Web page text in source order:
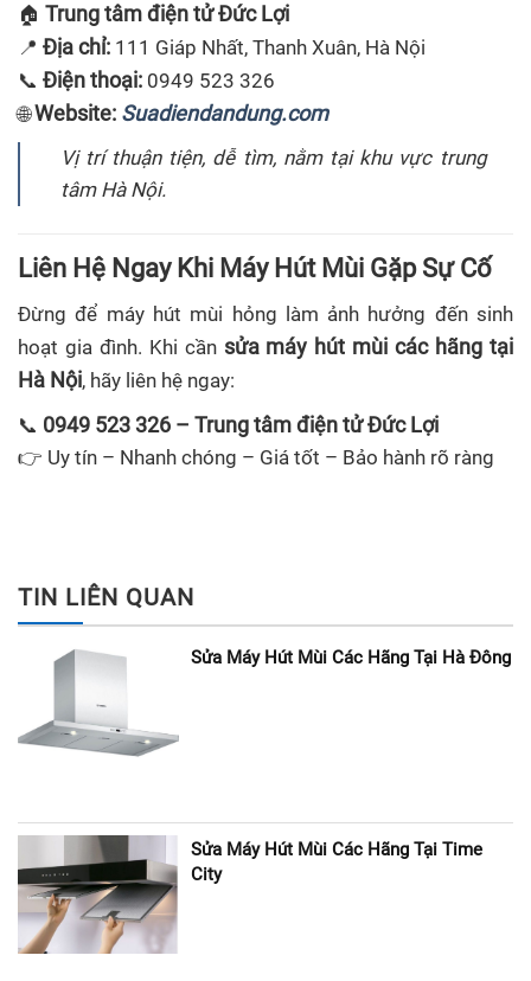
🏠 Trung tâm điện tử Đức Lợi
📍 Địa chỉ: 111 Giáp Nhất, Thanh Xuân, Hà Nội
📞 Điện thoại: 0949 523 326
🌐Website: Suadiendandung.com
Vị trí thuận tiện, dễ tìm, nằm tại khu vực trung
tâm Hà Nội.
Liên Hệ Ngay Khi Máy Hút Mùi Gặp Sự Cố
Đừng để máy hút mùi hỏng làm ảnh hưởng đến sinh
hoạt gia đình. Khi cần sửa máy hút mùi các hãng tại
Hà Nội, hãy liên hệ ngay:
📞 0949 523 326 – Trung tâm điện tử Đức Lợi
👉 Uy tín – Nhanh chóng – Giá tốt – Bảo hành rõ ràng
TIN LIÊN QUAN
Sửa Máy Hút Mùi Các Hãng Tại Hà Đông
Sửa Máy Hút Mùi Các Hãng Tại Time
City